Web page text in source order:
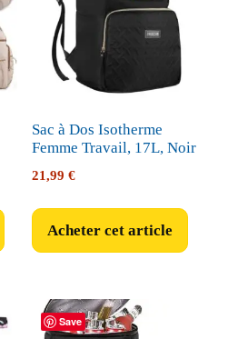
Sac à Dos Isotherme
Femme Travail, 17L, Noir
21,99 €
Acheter cet article
Save